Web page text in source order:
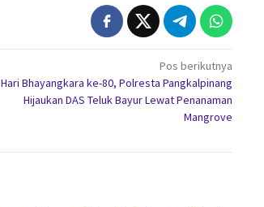
Pos berikutnya
Hari Bhayangkara ke-80, Polresta Pangkalpinang
Hijaukan DAS Teluk Bayur Lewat Penanaman
Mangrove